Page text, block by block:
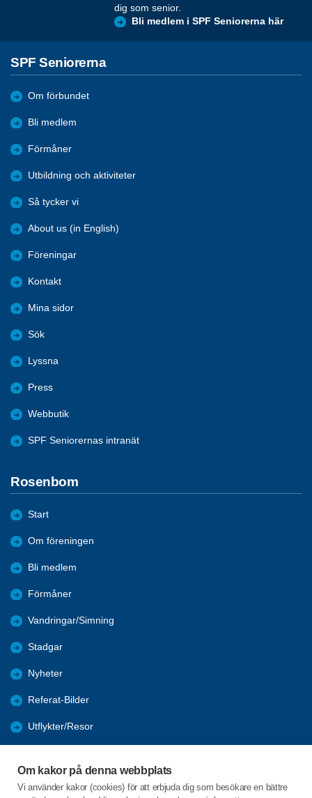
Om kakor på denna webbplats
Vi använder kakor (cookies) för att erbjuda dig som besökare en bättre
dig som senior.
Bli medlem i SPF Seniorerna här
SPF Seniorerna
Om förbundet
Bli medlem
Förmåner
Utbildning och aktiviteter
Så tycker vi
About us (in English)
Föreningar
Kontakt
Mina sidor
Sök
Lyssna
Press
Webbutik
SPF Seniorernas intranät
Rosenbom
Start
Om föreningen
Bli medlem
Förmåner
Vandringar/Simning
Stadgar
Nyheter
Referat-Bilder
Utflykter/Resor
Programblad